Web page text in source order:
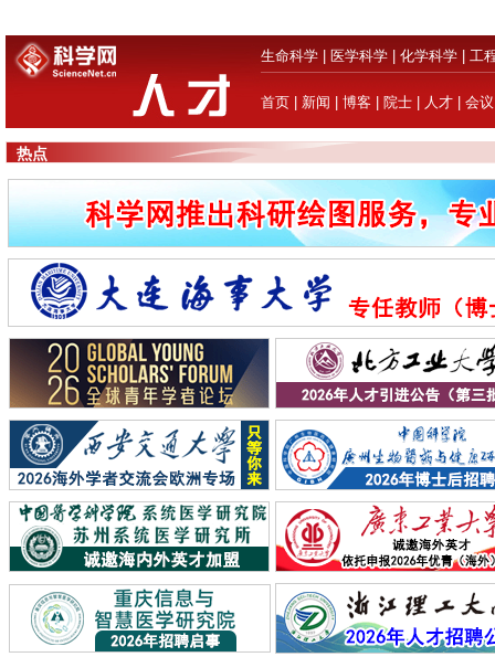
生命科学 医学科学 化学科学 工
首页 新闻 博客 院士 人才 会议
热点